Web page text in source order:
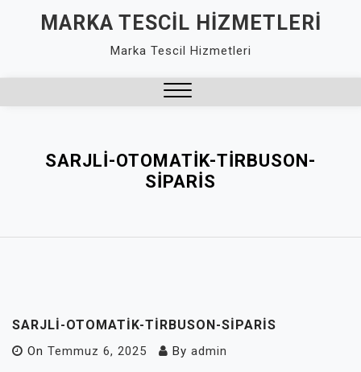
MARKA TESCIL HIZMETLERI
Marka Tescil Hizmetleri
SARJLI-OTOMATIK-TIRBUSON-
SIPARIS
SARJLI-OTOMATIK-TIRBUSON-SIPARIS
On Temmuz 6, 2025 By admin